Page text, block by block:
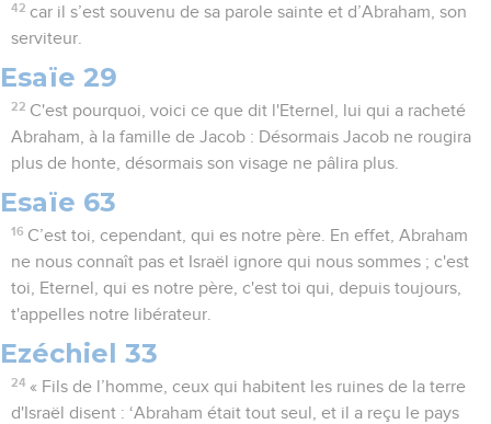
42 car il s’est souvenu de sa parole sainte et d’Abraham, son
serviteur.
Esaïe 29
22 C'est pourquoi, voici ce que dit l'Eternel, lui qui a racheté
Abraham, à la famille de Jacob : Désormais Jacob ne rougira
plus de honte, désormais son visage ne pâlira plus.
Esaïe 63
16 C’est toi, cependant, qui es notre père. En effet, Abraham
ne nous connaît pas et Israël ignore qui nous sommes ; c'est
toi, Eternel, qui es notre père, c'est toi qui, depuis toujours,
t'appelles notre libérateur.
Ezéchiel 33
24 « Fils de l’homme, ceux qui habitent les ruines de la terre
d'Israël disent : ‘Abraham était tout seul, et il a reçu le pays